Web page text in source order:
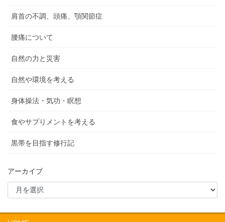
肩首の不調、頭痛、顎関節症
腰痛について
自然の力と災害
自然や環境を考える
身体操法・気功・瞑想
食やサプりメントを考える
黒帯を目指す修行記
アーカイブ